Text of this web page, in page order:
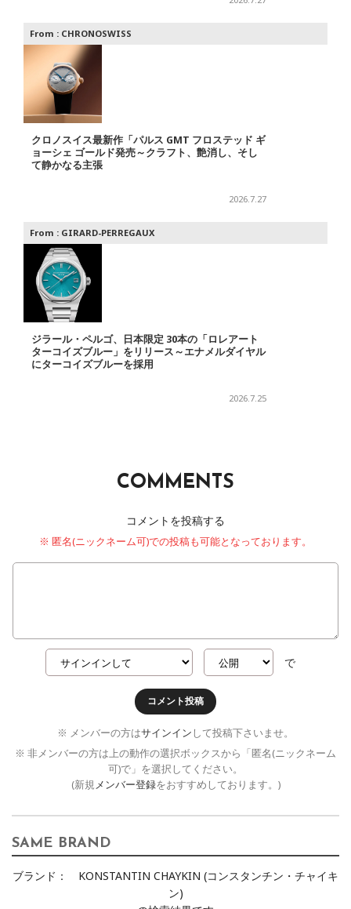
From : CHRONOSWISS
クロノスイス最新作「パルス GMT フロステッド ギ
ョーシェ ゴールド発売～クラフト、艶消し、そし
て静かなる主張
2026.7.27
From : GIRARD-PERREGAUX
ジラール・ペルゴ、日本限定 30本の「ロレアート
ターコイズブルー」をリリース～エナメルダイヤル
にターコイズブルーを採用
2026.7.25
COMMENTS
コメントを投稿する
※ 匿名(ニックネーム可)での投稿も可能となっております。
で
コメント投稿
※ メンバーの方はサインイン して投稿下さいませ。
※ 非メンバーの方は上の動作の選択ボックスから「匿名(ニックネーム
可)で」を選択してください。
(新規メンバー登録をおすすめしております。)
SAME BRAND
ブランド：
KONSTANTIN CHAYKIN (コンスタンチン・チャイキ
ン)